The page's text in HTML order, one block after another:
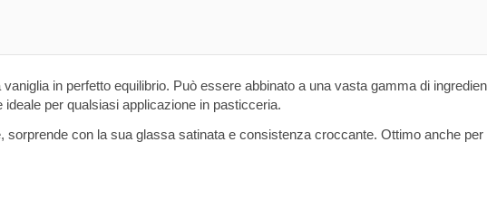
in perfetto equilibrio. Può essere abbinato a una vasta gamma di
per qualsiasi applicazione in pasticceria.
con la sua glassa satinata e consistenza croccante. Ottimo anche